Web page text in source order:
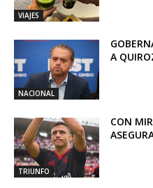
VIAJES
NACIONAL
A
TRIUNFO
CON